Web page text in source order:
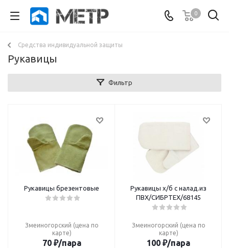
0
Средства индивидуальной защиты
Рукавицы
Фильтр
Рукавицы брезентовые
Змеиногорский (цена по
карте)
70₽/пара
Рукавицы х/б с налад.из
ПВХ/СИБРТЕХ/68145
Змеиногорский (цена по
карте)
100 ₽/пара